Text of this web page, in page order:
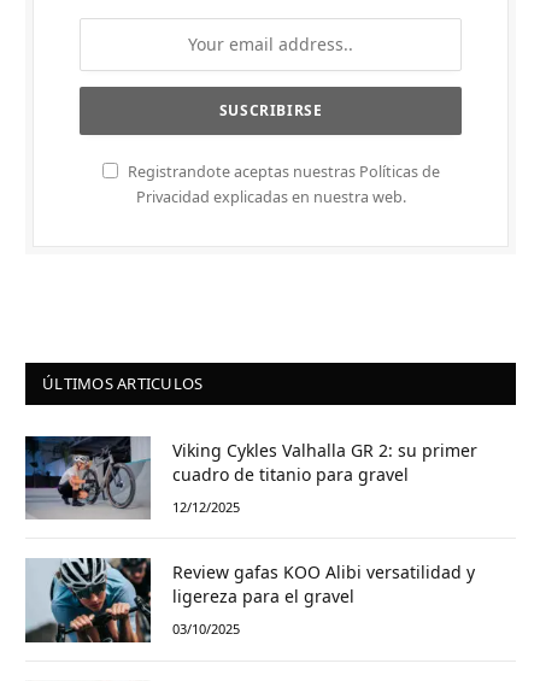
Registrandote aceptas nuestras Políticas de
Privacidad explicadas en nuestra web.
ÚLTIMOS ARTICULOS
Viking Cykles Valhalla GR 2: su primer
cuadro de titanio para gravel
12/12/2025
Review gafas KOO Alibi versatilidad y
ligereza para el gravel
03/10/2025